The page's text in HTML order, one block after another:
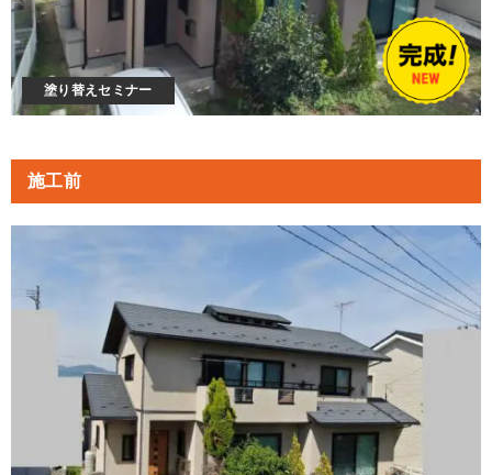
塗り替えセミナー
施工前